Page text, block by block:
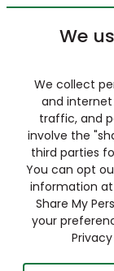
We
We collect
and
traffic, and
involve the
third parties
You can opt
information at
Share My
your